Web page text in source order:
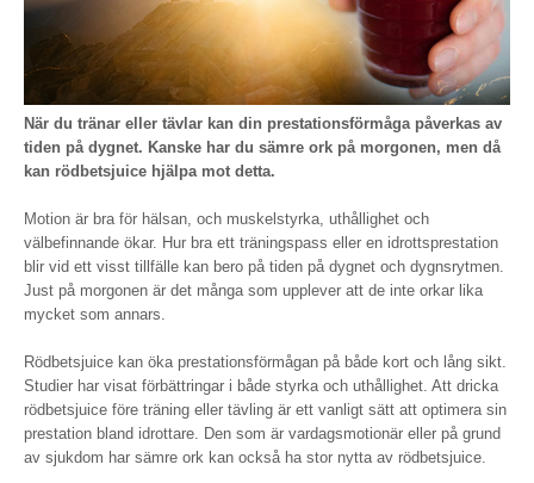
När du tränar eller tävlar kan din prestationsförmåga påverkas av
tiden på dygnet. Kanske har du sämre ork på morgonen, men då
kan rödbetsjuice hjälpa mot detta.
Motion är bra för hälsan, och muskel­styrka, uthållighet och
välbefinnande ökar. Hur bra ett träningspass eller en idrottsprestation
blir vid ett visst tillfälle kan bero på tiden på dygnet och dygnsrytmen.
Just på morgonen är det många som upplever att de inte orkar lika
mycket som annars.
Rödbetsjuice kan öka prestations­förmågan på både kort och lång sikt.
Studier har visat förbättringar i både styrka och uthållighet. Att dricka
rödbets­juice före träning eller tävling är ett vanligt sätt att optimera sin
prestation bland idrottare. Den som är vardagsmotionär eller på grund
av sjukdom har sämre ork kan också ha stor nytta av rödbetsjuice.